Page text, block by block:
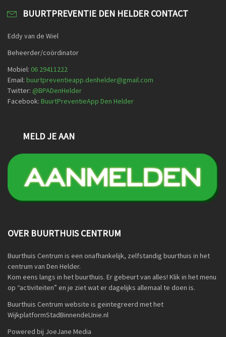
BUURTPREVENTIE DEN HELDER CONTACT
Eddy van de Wiel
Beheerder/coördinator
Mobiel: 06 29411222
Email: buurtpreventieapp.denhelder@gmail.com
Twitter: @BPADenHelder
Facebook: BuurtPreventieApp Den Helder
MELD JE AAN
OVER BUURTHUIS CENTRUM
Buurthuis Centrum is een onafhankelijk, zelfstandig buurthuis in het
centrum van Den Helder.
Kom eens langs in het buurthuis. Er gebeurt van alles! Klik in het menu
op “activiteiten” en je ziet wat er dagelijks allemaal te doen is.
Buurthuis Centrum website is geintegreerd met het
WijkplatformStadBinnendeLInie.nl
Powered bij JoeJane Media